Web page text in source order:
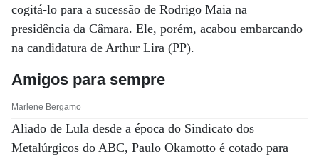
cogitá-lo para a sucessão de Rodrigo Maia na
presidência da Câmara. Ele, porém, acabou embarcando
na candidatura de Arthur Lira (PP).
Amigos para sempre
Marlene Bergamo
Aliado de Lula desde a época do Sindicato dos
Metalúrgicos do ABC, Paulo Okamotto é cotado para